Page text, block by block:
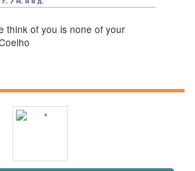
think of you is none of your